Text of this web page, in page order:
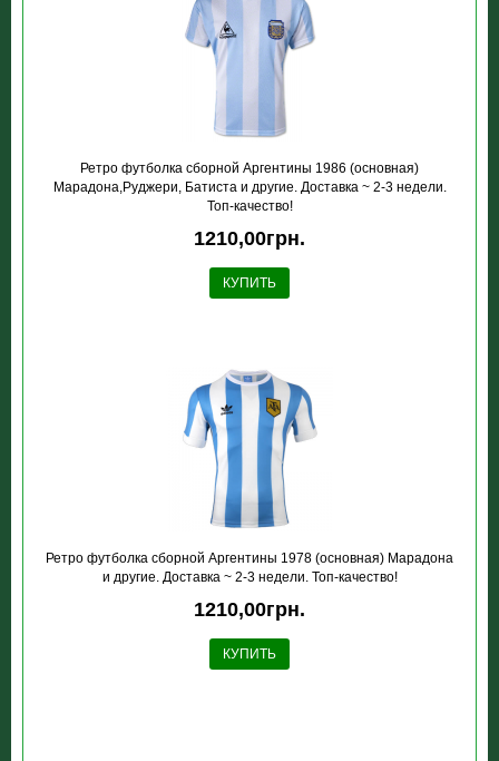
Ретро футболка сборной Аргентины 1986 (основная)
Марадона,Руджери, Батиста и другие. Доставка ~ 2-3 недели.
Топ-качество!
1210,00грн.
КУПИТЬ
Ретро футболка сборной Аргентины 1978 (основная) Марадона
и другие. Доставка ~ 2-3 недели. Топ-качество!
1210,00грн.
КУПИТЬ